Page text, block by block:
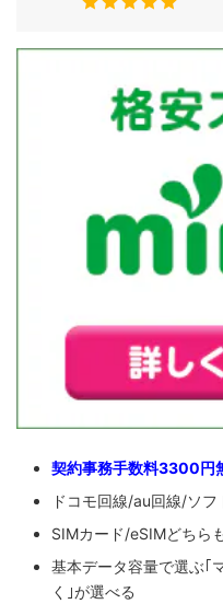
契約事務手数料3300円
ドコモ回線/au回線/ソ
SIMカード/eSIMどちら
基本データ容量で選ぶ｢
く｣が選べる